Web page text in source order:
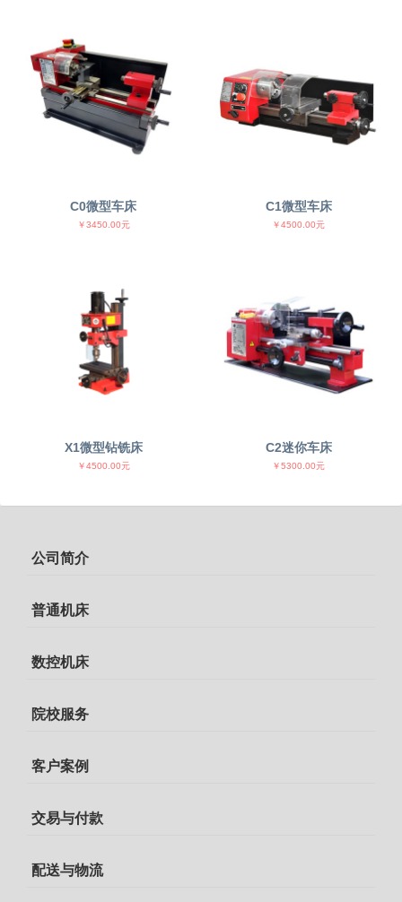
C0微型车床
￥3450.00元
C1微型车床
￥4500.00元
X1微型钻铣床
￥4500.00元
C2迷你车床
￥5300.00元
公司简介
普通机床
数控机床
院校服务
客户案例
交易与付款
配送与物流